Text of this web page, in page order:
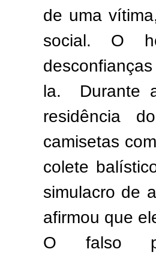
de uma
social. O
desconfianças
la.
Durante
residência
camisetas com
colete
simulacro de
afirmou que
O
falso